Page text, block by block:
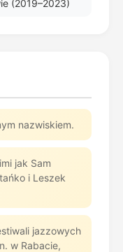
(2019–2023)
nazwiskiem.
jak Sam
i Leszek
jazzowych
w Rabacie,